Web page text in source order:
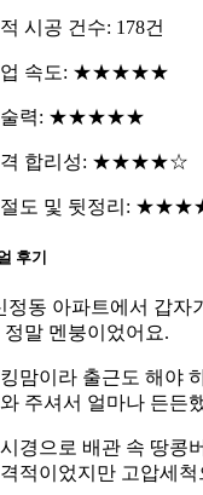
시공 건수: 178건
업 속도: ★★★★★
술력: ★★★★★
격 합리성: ★★★★☆
도 및 뒷정리:
후기
정동 아파트에서 갑자
정말 멘붕이었어요.
맘이라 출근도 해야
주셔서 얼마나 든든
경으로 배관 속 땅콩
적이었지만 고압세